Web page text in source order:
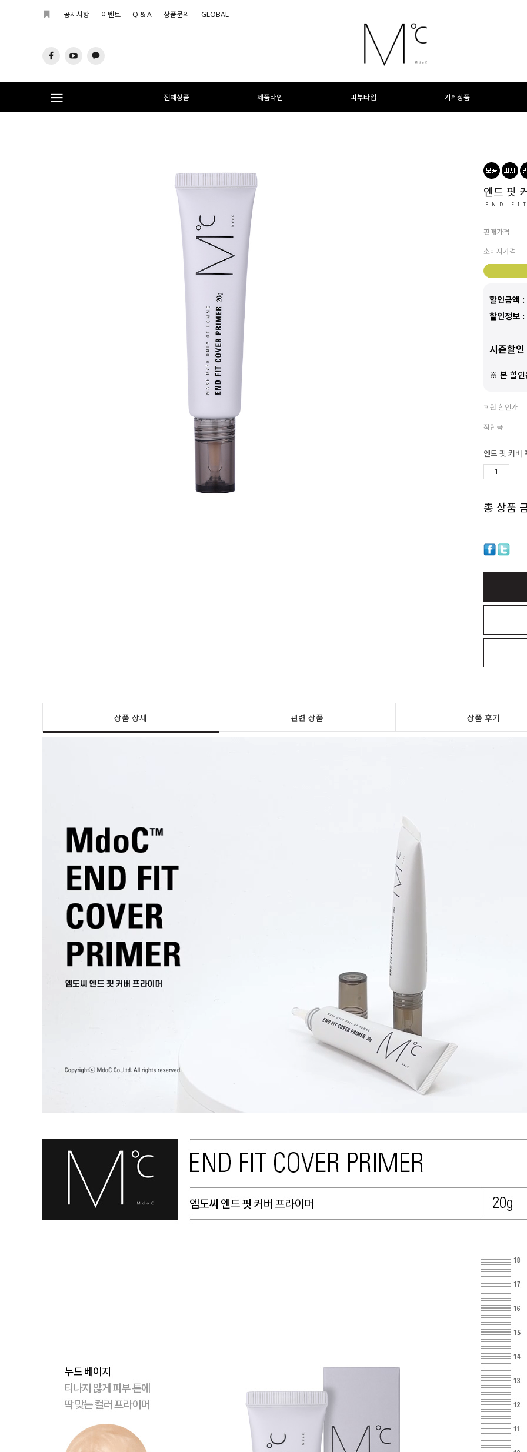
공지사항 이벤트 Q & A 상품문의 GLOBAL
전체상품 제품라인 피부타입 기획상품
엔드 핏
END
판매가격
소비자가격
할인금액 :
할인정보 :
시즌할
※ 본 할인
회원 할인가
적립금
엔드 핏 커버
총 상품
상품 상세 관련 상품 상품 후기